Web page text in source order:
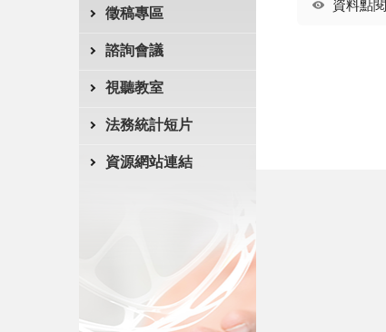
徵稿專區
諮詢會議
視聽教室
法務統計短片
資源網站連結
資料點